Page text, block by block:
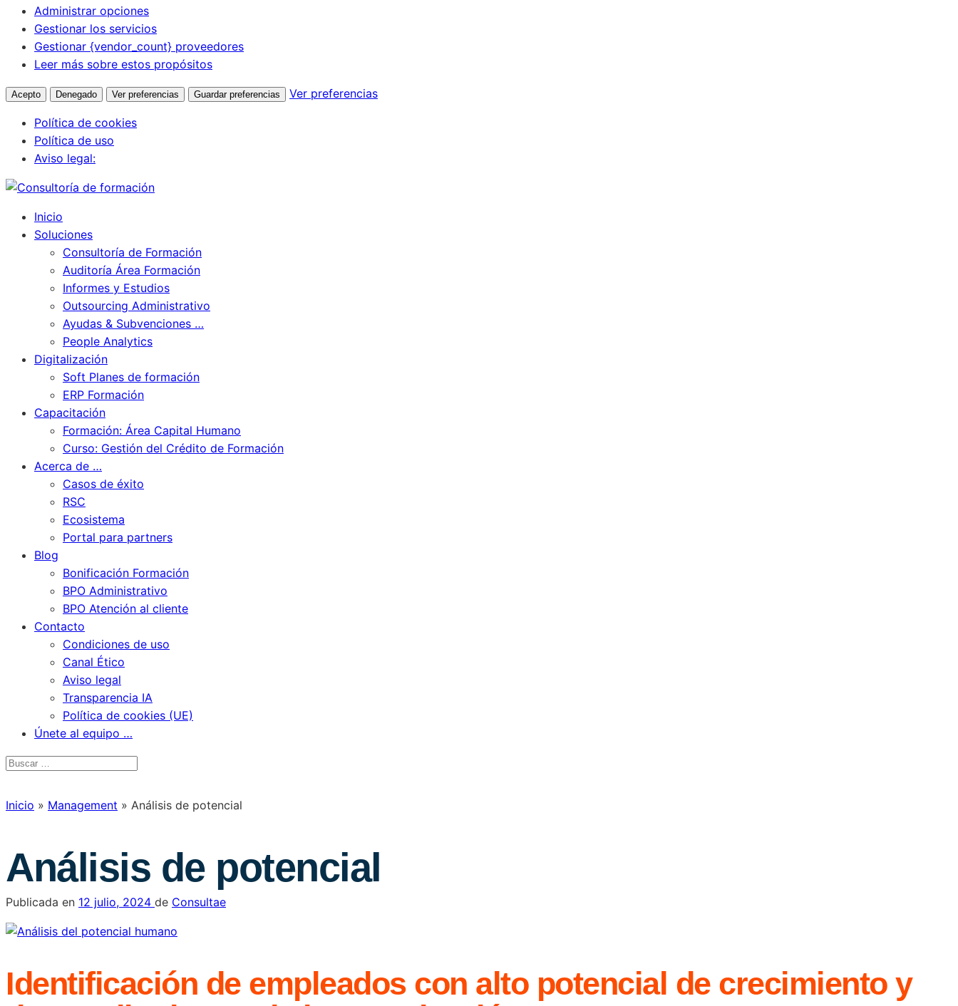
Administrar opciones
Gestionar los servicios
Gestionar {vendor_count} proveedores
Leer más sobre estos propósitos
Acepto Denegado Ver preferencias Guardar preferencias Ver preferencias
Política de cookies
Política de uso
Aviso legal:
Inicio
Soluciones
Consultoría de Formación
Auditoría Área Formación
Informes y Estudios
Outsourcing Administrativo
Ayudas & Subvenciones …
People Analytics
Digitalización
Soft Planes de formación
ERP Formación
Capacitación
Formación: Área Capital Humano
Curso: Gestión del Crédito de Formación
Acerca de …
Casos de éxito
RSC
Ecosistema
Portal para partners
Blog
Bonificación Formación
BPO Administrativo
BPO Atención al cliente
Contacto
Condiciones de uso
Canal Ético
Aviso legal
Transparencia IA
Política de cookies (UE)
Únete al equipo …
Inicio » Management » Análisis de potencial
Análisis de potencial
Publicada en 12 julio, 2024 de Consultae
Identificación de empleados con alto potencial de crecimiento y